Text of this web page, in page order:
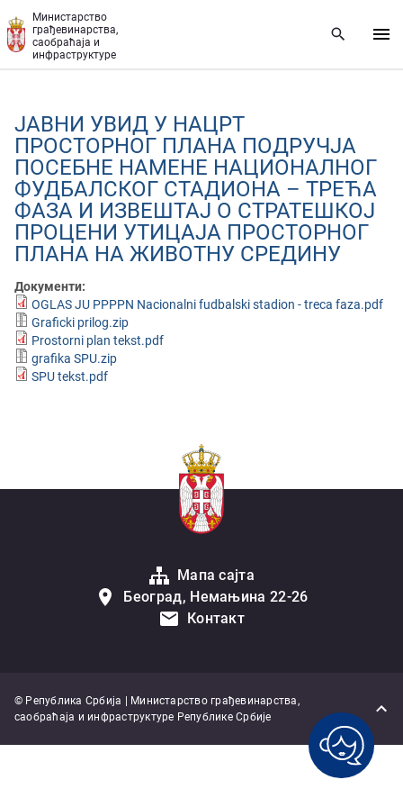
Министарство
грађевинарства,
саобраћаја и
инфраструктуре
JАВНИ УВИД У НАЦРТ
ПРОСТОРНОГ ПЛАНА ПОДРУЧЈА
ПОСЕБНЕ НАМЕНЕ НАЦИОНАЛНОГ
ФУДБАЛСКОГ СТАДИОНА – ТРЕЋА
ФАЗА И ИЗВЕШТАЈ О СТРАТЕШКОЈ
ПРОЦЕНИ УТИЦАЈА ПРОСТОРНОГ
ПЛАНА НА ЖИВОТНУ СРЕДИНУ
Документи:
OGLAS JU PPPPN Nacionalni fudbalski stadion - treca faza.pdf
Graficki prilog.zip
Prostorni plan tekst.pdf
grafika SPU.zip
SPU tekst.pdf
Мапа сајта
Београд, Немањина 22-26
Контакт
© Република Србија | Министарство грађевинарства,
саобраћаја и инфраструктуре Републике Србије